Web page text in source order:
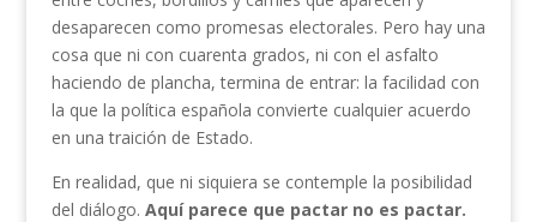
desaparecen como promesas electorales. Pero hay una
cosa que ni con cuarenta grados, ni con el asfalto
haciendo de plancha, termina de entrar: la facilidad con
la que la política española convierte cualquier acuerdo
en una traición de Estado.
En realidad, que ni siquiera se contemple la posibilidad
del diálogo. Aquí parece que pactar no es pactar.